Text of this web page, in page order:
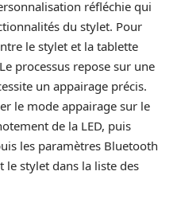
réfléchie qui
du stylet. Pour
le stylet et la tablette
processus repose sur une
un appairage précis.
le mode appairage sur le
de la LED, puis
les paramètres Bluetooth
le stylet dans la liste des